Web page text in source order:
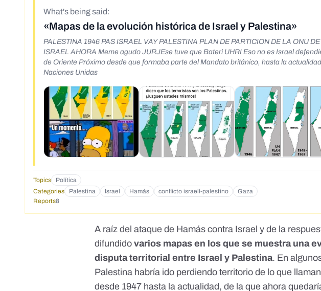
What's being said:
«Mapas de la evolución histórica de Israel y Palestina»
PALESTINA 1946 PAS ISRAEL VAY PALESTINA PLAN DE PARTICION DE LA ONU
ISRAEL AHORA Meme agudo JURJEse tuve que Bateri UHRI Eso no es Israel defendiéndose. En los mapas se ve la evolución
de Oriente Próximo desde que formaba parte del Mandato británico, hasta la
Naciones Unidas
Topics Política
Categories
Palestina Israel Hamás conflicto israelí-palestino
Gaza
Reports8
A raíz delataque de Hamás contra Israel y de la
difundidovarios mapas en los que se muestra una
disputa territorial entre Israel y Palestina. En
Palestina habría ido perdiendo territorio de lo que llaman
desde 1947 hasta la actualidad, de la que ahora